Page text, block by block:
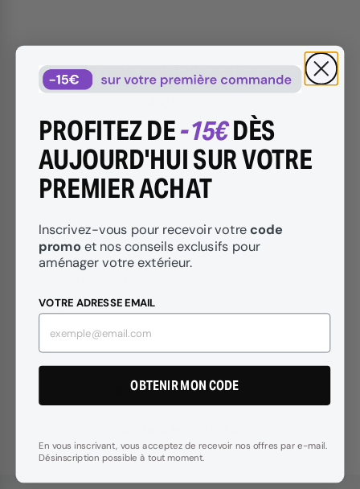
Ils nous ont fait confiance
‹
★ ★ ★
A. V.
PROFITEZ DE-15€DÈS
AUJOURD'HUI SUR VOTRE
PREMIER ACHAT
Inscrivez-vous pour recevoir votrecode
promo et nos conseils exclusifs pour
aménager votre extérieur.
VOTRE ADRESSE EMAIL
OBTENIR MON CODE
En vous inscrivant, vous acceptez de recevoir nos offres par e-mail.
Désinscription possible à tout moment.